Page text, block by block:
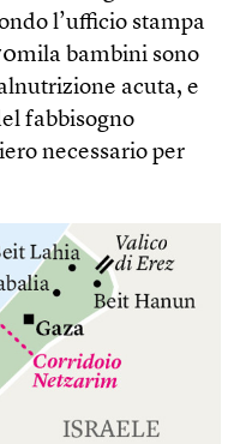
l’ufficio stampa
bambini sono
acuta, e
fabbisogno
necessario per